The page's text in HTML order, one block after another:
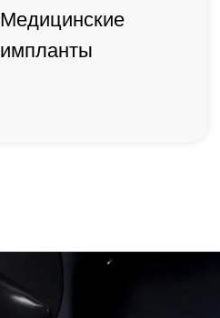
Медицинские
импланты
Медицинские